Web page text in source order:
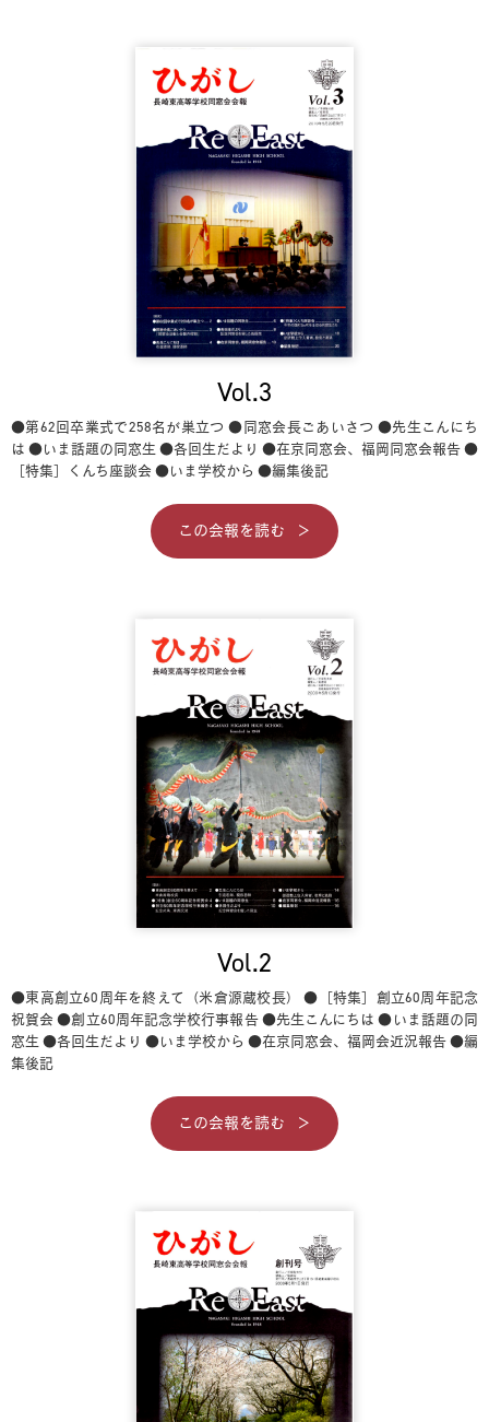
Vol.3
●第62回卒業式で258名が巣立つ ●同窓会長ごあいさつ ●先生こんにち
は ●いま話題の同窓生 ●各回生だより ●在京同窓会、福岡同窓会報告●
［特集］くんち座談会 ●いま学校から ●編集後記
この会報を読む
Vol.2
●東高創立60周年を終えて（米倉源蔵校長）
●［特集］創立60周年記念
祝賀会 ●創立60周年記念学校行事報告●先生こんにちは ●いま話題の同
窓生 ●各回生だより ●いま学校から ●在京同窓会、福岡会近況報告●編
集後記
この会報を読む